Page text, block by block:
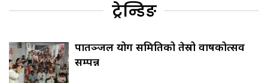
ट्रेन्डिङ
पातञ्जल योग समितिको तेस्रो वार्षिकोत्सव
सम्पन्न